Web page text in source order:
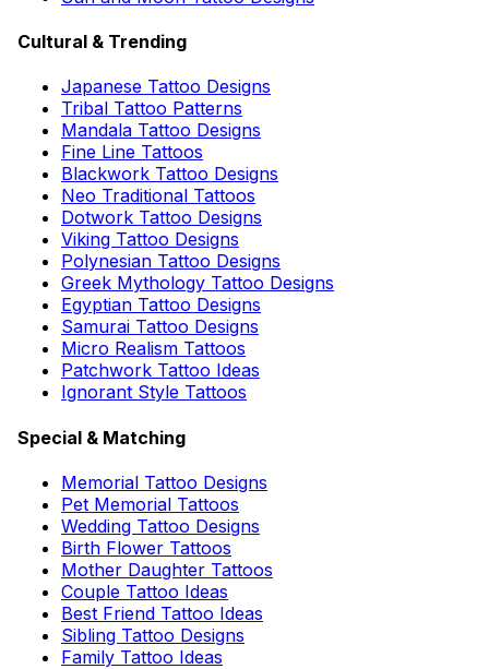
Cultural & Trending
Japanese Tattoo Designs
Tribal Tattoo Patterns
Mandala Tattoo Designs
Fine Line Tattoos
Blackwork Tattoo Designs
Neo Traditional Tattoos
Dotwork Tattoo Designs
Viking Tattoo Designs
Polynesian Tattoo Designs
Greek Mythology Tattoo Designs
Egyptian Tattoo Designs
Samurai Tattoo Designs
Micro Realism Tattoos
Patchwork Tattoo Ideas
Ignorant Style Tattoos
Special & Matching
Memorial Tattoo Designs
Pet Memorial Tattoos
Wedding Tattoo Designs
Birth Flower Tattoos
Mother Daughter Tattoos
Couple Tattoo Ideas
Best Friend Tattoo Ideas
Sibling Tattoo Designs
Family Tattoo Ideas